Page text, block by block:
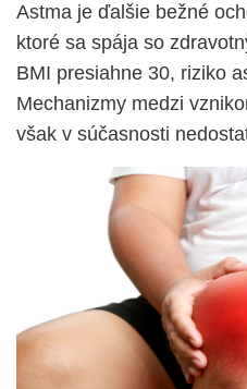
Astma je ďalšie bežné
ktoré sa spája so
BMI presiahne 30, riziko
Mechanizmy medzi
však v súčasnosti